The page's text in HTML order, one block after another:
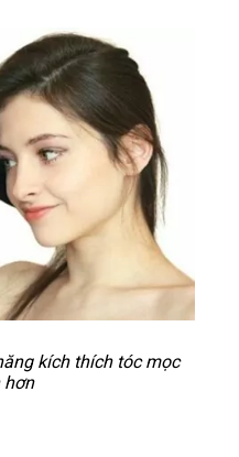
kích thích tóc mọc
hơn